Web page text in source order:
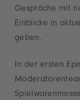
Gespräche mit
Einblicke in
geben.
In der ersten